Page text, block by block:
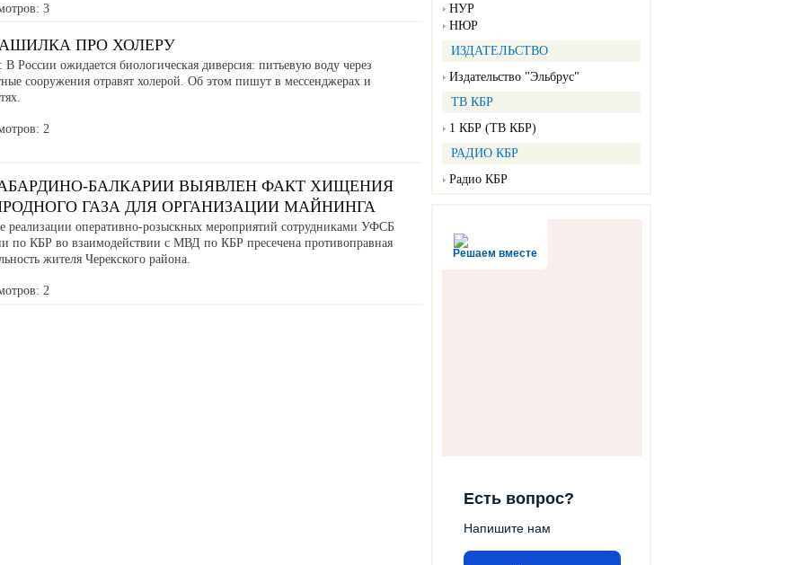
НУР
НЮР
ИЗДАТЕЛЬСТВО
Издательство "Эльбрус"
ТВ КБР
1 КБР (ТВ КБР)
РАДИО КБР
Радио КБР
Решаем вместе
Есть вопрос?
Напишите нам
3
ПРО ХОЛЕРУ
России ожидается биологическая диверсия: питьевую воду через
сооружения отравят холерой. Об этом пишут в мессенджерах и
2
БАЛКАРИИ ВЫЯВЛЕН ФАКТ ХИЩЕНИЯ
ГАЗА ДЛЯ ОРГАНИЗАЦИИ МАЙНИНГА
реализации оперативно-розыскных мероприятий сотрудниками УФСБ
по КБР во взаимодействии с МВД по КБР пресечена противоправная
жителя Черекского района.
2